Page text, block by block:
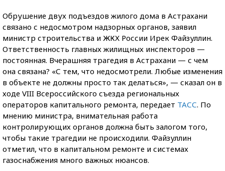
Обрушение двух подъездов жилого дома в Астрахани
связано с недосмотром надзорных органов, заявил
министр строительства и ЖКХ России Ирек Файзуллин.
Ответственность главных жилищных инспекторов —
постоянная. Вчерашняя трагедия в Астрахани — с чем
она связана? «С тем, что недосмотрели. Любые изменения
в объекте не должны просто так делаться», — сказал он в
ходе VIII Всероссийского съезда региональных
операторов капитального ремонта, передает ТАСС. По
мнению министра, внимательная работа
контролирующих органов должна быть залогом того,
чтобы такие трагедии не происходили. Файзуллин
отметил, что в капитальном ремонте и системах
газоснабжения много важных нюансов.